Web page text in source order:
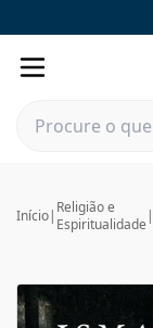
Início| Religião e
Espiritualidade |